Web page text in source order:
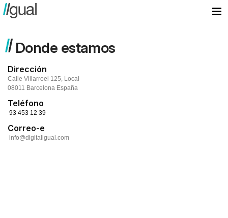
Donde estamos
Dirección
Calle Villarroel 125, Local
08011 Barcelona España
Teléfono
93 453 12 39
Correo-e
info@digitaligual.com